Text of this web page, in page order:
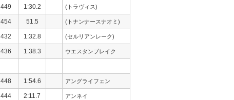
449 1:30.2 (トラヴィス)
454 51.5 (トナンナースナオミ)
432 1:32.8 (セルリアンレーク)
436 1:38.3 ウエスタンブレイク
448 1:54.6 アングライフェン
444 2:11.7 アンネイ